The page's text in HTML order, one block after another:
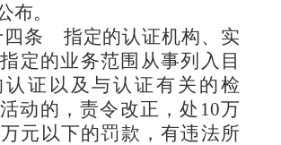
布。
四条 指定的认证机构、实
定的业务范围从事列入目
证以及与认证有关的检
动的，责令改正，处10万
元以下的罚款，有违法所